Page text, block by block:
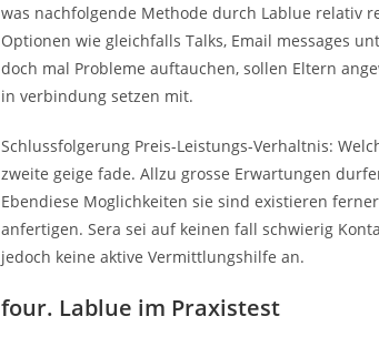
was nachfolgende Methode durch Lablue relativ
Optionen wie gleichfalls Talks, Email messages
doch mal Probleme auftauchen, sollen Eltern
in verbindung setzen mit.
Schlussfolgerung Preis-Leistungs-Verhaltnis:
zweite geige fade. Allzu grosse Erwartungen
Ebendiese Moglichkeiten sie sind existieren
anfertigen. Sera sei auf keinen fall schwierig
jedoch keine aktive Vermittlungshilfe an.
four. Lablue im Praxistest